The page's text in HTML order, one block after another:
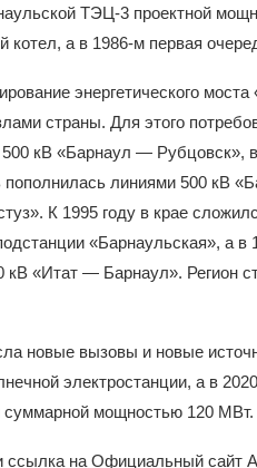
ТЭЦ-3 проектной
котел, а в 1986-м первая
энергетического
страны. Для этого
кВ «Барнаул — Рубцовск»,
пополнилась линиями 500 кВ
К 1995 году в крае
«Барнаульская», а
кВ «Итат — Барнаул». Регион
новые вызовы и новые
электростанции, а в
суммарной мощностью 120 МВт.
на Официальный сайт